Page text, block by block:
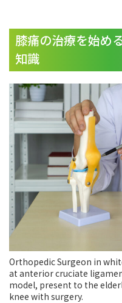
膝痛の治療を始め
知識
Orthopedic Surgeon in
at anterior cruciate
model, present to the
knee with surgery.